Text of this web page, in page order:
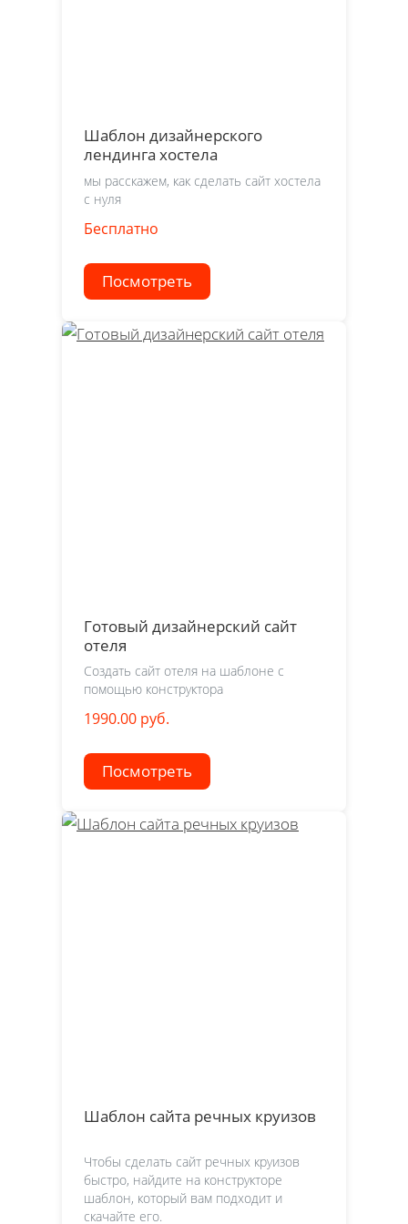
Шаблон дизайнерского
лендинга хостела
мы расскажем, как сделать сайт хостела
с нуля
Бесплатно
Посмотреть
Готовый дизайнерский сайт
отеля
Создать сайт отеля на шаблоне с
помощью конструктора
1990.00 руб.
Посмотреть
Шаблон сайта речных круизов
Чтобы сделать сайт речных круизов
быстро, найдите на конструкторе
шаблон, который вам подходит и
скачайте его.